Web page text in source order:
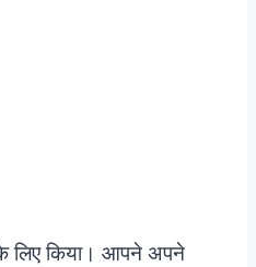
किया। आपने अपने